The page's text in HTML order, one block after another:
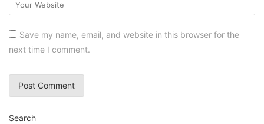
Save my name, email, and website in this browser for the
next time I comment.
Search